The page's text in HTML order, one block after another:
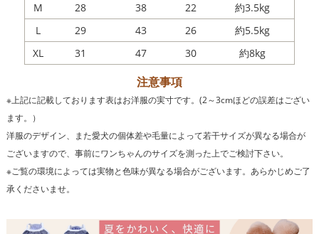
M
28 38 22
約3.5kg
L
29 43 26
約5.5kg
XL
31 47 30 約8kg
注意事項
※上記に記載しております表はお洋服の実寸です。(2～3cmほどの誤差はござい
ます。）
洋服のデザイン、また愛犬の個体差や毛量によって若干サイズが異なる場合が
ございますので、事前にワンちゃんのサイズを測った上でご検討下さい。
※ご覧の環境によっては実物と色味が異なる場合がございます。あらかじめご了
承くださいませ。